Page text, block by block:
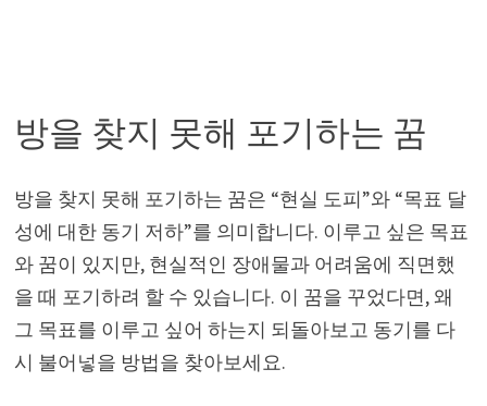
방을 찾지 못해 포기하는 꿈
방을 찾지 못해 포기하는 꿈은 “현실 도피”와 “목표 달
성에 대한 동기 저하”를 의미합니다. 이루고 싶은 목표
와 꿈이 있지만, 현실적인 장애물과 어려움에 직면했
을 때 포기하려 할 수 있습니다. 이 꿈을 꾸었다면, 왜
그 목표를 이루고 싶어 하는지 되돌아보고 동기를 다
시 불어넣을 방법을 찾아보세요.